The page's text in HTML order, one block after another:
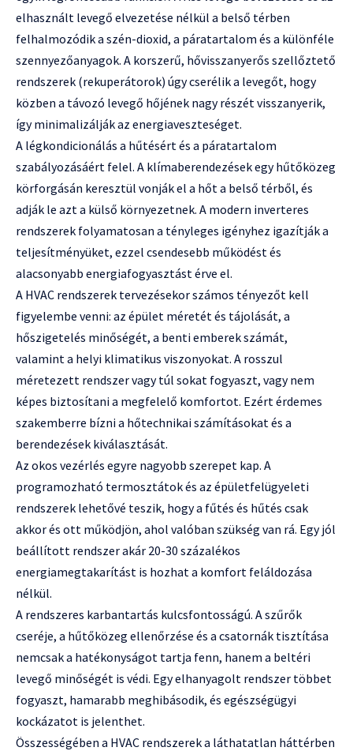
elhasznált levegő elvezetése nélkül a belső térben
felhalmozódik a szén-dioxid, a páratartalom és a különféle
szennyezőanyagok. A korszerű, hővisszanyerős szellőztető
rendszerek (rekuperátorok) úgy cserélik a levegőt, hogy
közben a távozó levegő hőjének nagy részét visszanyerik,
így minimalizálják az energiaveszteséget.
A légkondicionálás a hűtésért és a páratartalom
szabályozásáért felel. A klímaberendezések egy hűtőközeg
körforgásán keresztül vonják el a hőt a belső térből, és
adják le azt a külső környezetnek. A modern inverteres
rendszerek folyamatosan a tényleges igényhez igazítják a
teljesítményüket, ezzel csendesebb működést és
alacsonyabb energiafogyasztást érve el.
A HVAC rendszerek tervezésekor számos tényezőt kell
figyelembe venni: az épület méretét és tájolását, a
hőszigetelés minőségét, a benti emberek számát,
valamint a helyi klimatikus viszonyokat. A rosszul
méretezett rendszer vagy túl sokat fogyaszt, vagy nem
képes biztosítani a megfelelő komfortot. Ezért érdemes
szakemberre bízni a hőtechnikai számításokat és a
berendezések kiválasztását.
Az okos vezérlés egyre nagyobb szerepet kap. A
programozható termosztátok és az épületfelügyeleti
rendszerek lehetővé teszik, hogy a fűtés és hűtés csak
akkor és ott működjön, ahol valóban szükség van rá. Egy jól
beállított rendszer akár 20-30 százalékos
energiamegtakarítást is hozhat a komfort feláldozása
nélkül.
A rendszeres karbantartás kulcsfontosságú. A szűrők
cseréje, a hűtőközeg ellenőrzése és a csatornák tisztítása
nemcsak a hatékonyságot tartja fenn, hanem a beltéri
levegő minőségét is védi. Egy elhanyagolt rendszer többet
fogyaszt, hamarabb meghibásodik, és egészségügyi
kockázatot is jelenthet.
Összességében a HVAC rendszerek a láthatatlan háttérben